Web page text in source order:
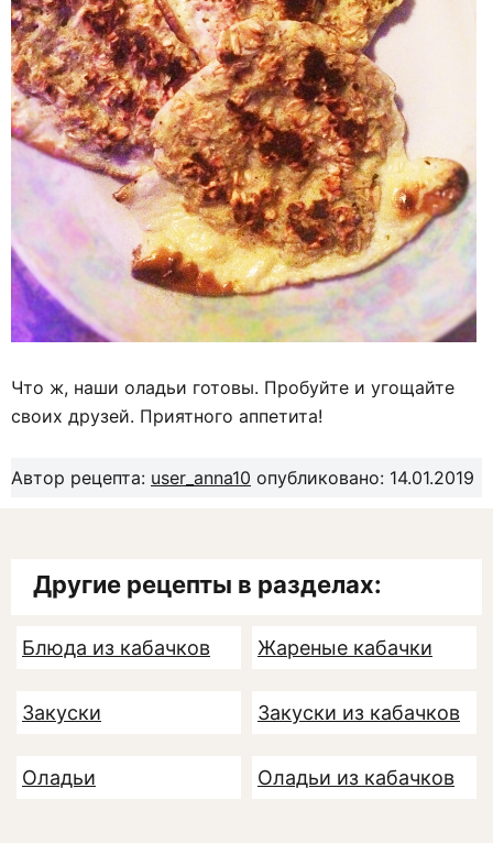
Что ж, наши оладьи готовы. Пробуйте и угощайте
своих друзей. Приятного аппетита!
Автор рецепта: user_anna10 опубликовано: 14.01.2019
Другие рецепты в разделах:
Блюда из кабачков Жареные кабачки
Закуски Закуски из кабачков
Оладьи Оладьи из кабачков